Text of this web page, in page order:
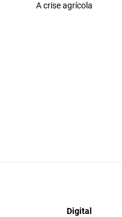
A crise agrícola
Digital